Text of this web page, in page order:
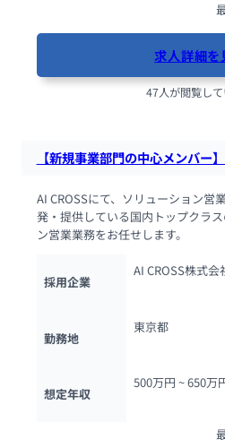
求人詳細を
47人が閲覧し
【新規事業部門の中心メンバー
AI CROSSにて、ソリューション営
発・提供している国内トップクラ
ン営業業務をお任せします。
採用企業
AI CROSS株式会
勤務地
東京都
想定年収
500万円 ~ 650万